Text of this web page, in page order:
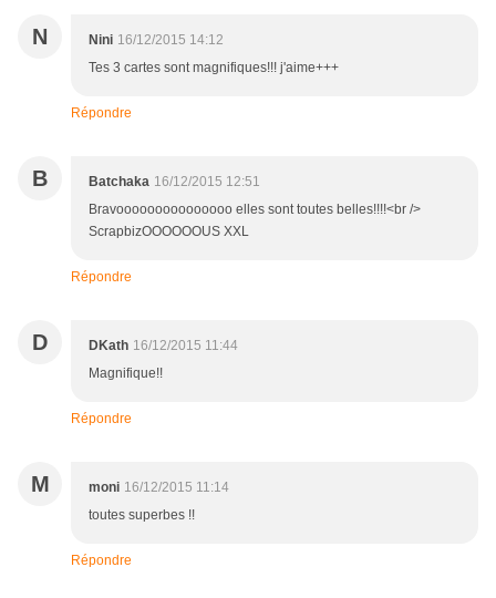
N Nini 16/12/2015 14:12
Tes 3 cartes sont magnifiques!!! j'aime+++
Répondre
B Batchaka 16/12/2015 12:51
Bravooooooooooooooo elles sont toutes belles!!!!<br />
ScrapbizOOOOOOUS XXL
Répondre
D DKath 16/12/2015 11:44
Magnifique!!
Répondre
M moni 16/12/2015 11:14
toutes superbes !!
Répondre